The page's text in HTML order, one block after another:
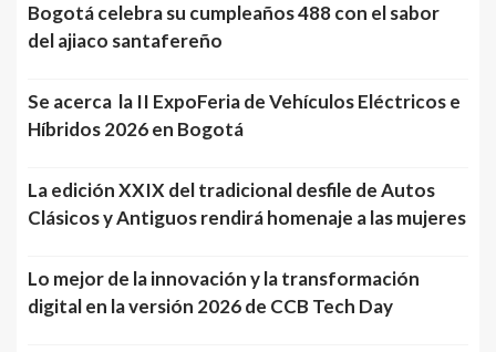
Bogotá celebra su cumpleaños 488 con el sabor
del ajiaco santafereño
Se acerca la II ExpoFeria de Vehículos Eléctricos e
Híbridos 2026 en Bogotá
La edición XXIX del tradicional desfile de Autos
Clásicos y Antiguos rendirá homenaje a las mujeres
Lo mejor de la innovación y la transformación
digital en la versión 2026 de CCB Tech Day